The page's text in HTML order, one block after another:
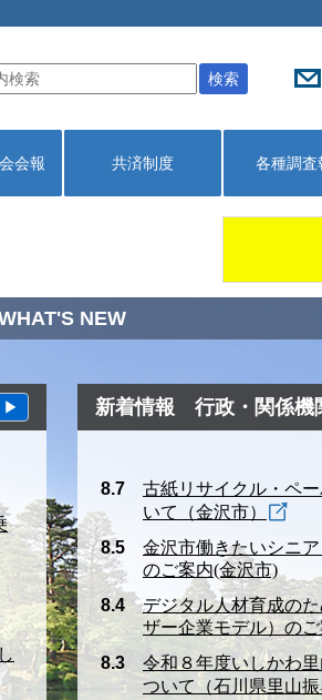
検索
会報 共済制度 各種調査
NEW
▶ 新着情報 行政・関係機
8.7
古紙リサイクル・ペ
いて（金沢市）
8.5
金沢市働きたいシニ
のご案内(金沢市)
8.4
デジタル人材育成の
ザー企業モデル）の
8.3
令和８年度いしかわ
ついて（石川県里山